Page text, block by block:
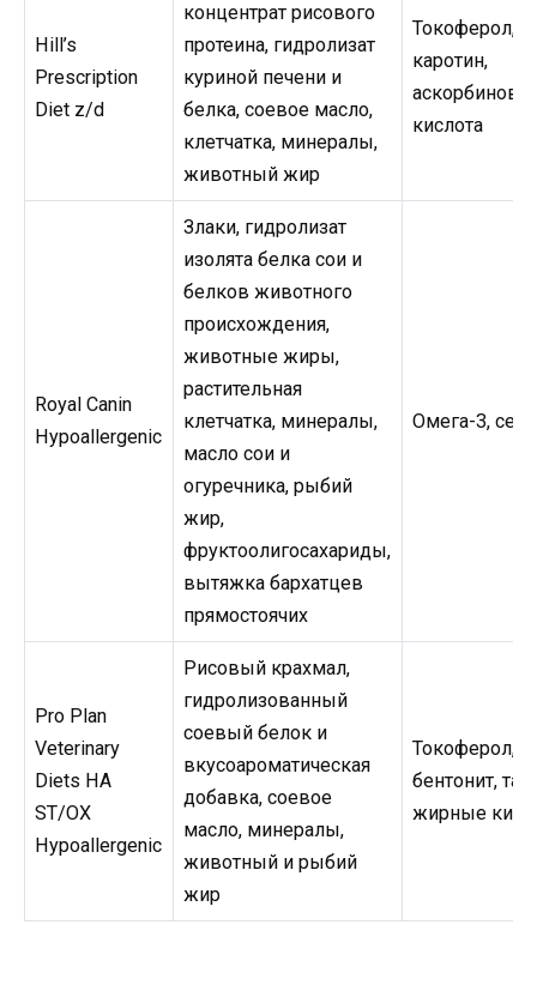
Hill’s
Prescription
Diet z/d
концентрат рисового
протеина, гидролизат
куриной печени и
белка, соевое масло,
клетчатка, минералы,
животный жир
Токоферол,
каротин,
кислота
Royal Canin
Hypoallergenic
Злаки, гидролизат
изолята белка сои и
белков животного
происхождения,
животные жиры,
растительная
клетчатка, минералы,
масло сои и
огуречника, рыбий
жир,
фруктоолигосахариды,
вытяжка бархатцев
прямостоячих
Омега-3,
Pro Plan
Veterinary
Diets HA
ST/OX
Hypoallergenic
Рисовый крахмал,
гидролизованный
соевый белок и
вкусоароматическая
добавка, соевое
масло, минералы,
животный и рыбий
жир
бентонит,
жирные